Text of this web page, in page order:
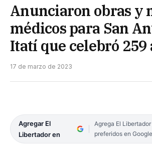
Anunciaron obras y
médicos para San
Itatí que celebró 259
17 de marzo de 2023
Agregar El
Libertador en
Agrega El
preferidos en Google